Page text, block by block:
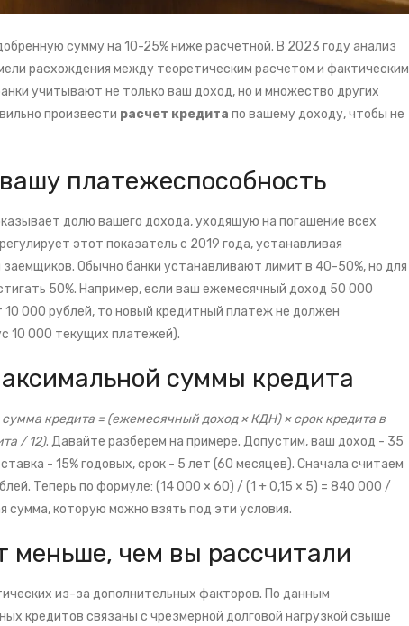
сумму на 10-25% ниже расчетной. В 2023 году анализ
расхождения между теоретическим расчетом и фактическим
учитывают не только ваш доход, но и множество других
произвести расчет кредита по вашему доходу, чтобы не
платежеспособность
долю вашего дохода, уходящую на погашение всех
этот показатель с 2019 года, устанавливая
заемщиков. Обычно банки устанавливают лимит в 40-50%, но для
50%. Например, если ваш ежемесячный доход 50 000
000 рублей, то новый кредитный платеж не должен
10 000 текущих платежей).
суммы кредита
кредита = (ежемесячный доход × КДН) × срок кредита в
/ 12). Давайте разберем на примере. Допустим, ваш доход - 35
- 15% годовых, срок - 5 лет (60 месяцев). Сначала считаем
Теперь по формуле: (14 000 × 60) / (1 + 0,15 × 5) = 840 000 /
сумма, которую можно взять под эти условия.
меньше, чем вы рассчитали
из-за дополнительных факторов. По данным
кредитов связаны с чрезмерной долговой нагрузкой свыше